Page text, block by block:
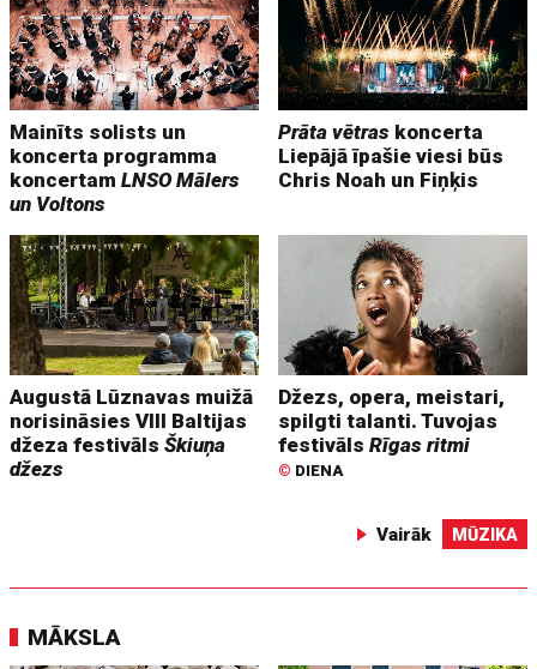
Mainīts solists un
koncerta programma
koncertamLNSO Mālers
un Voltons
Prāta vētras koncerta
Liepājā īpašie viesi būs
Chris Noah un Fiņķis
Augustā Lūznavas muižā
norisināsies VIII Baltijas
džeza festivālsŠkiuņa
džezs
Džezs, opera, meistari,
spilgti talanti. Tuvojas
festivālsRīgas ritmi
© DIENA
Vairāk MŪZIKA
MĀKSLA